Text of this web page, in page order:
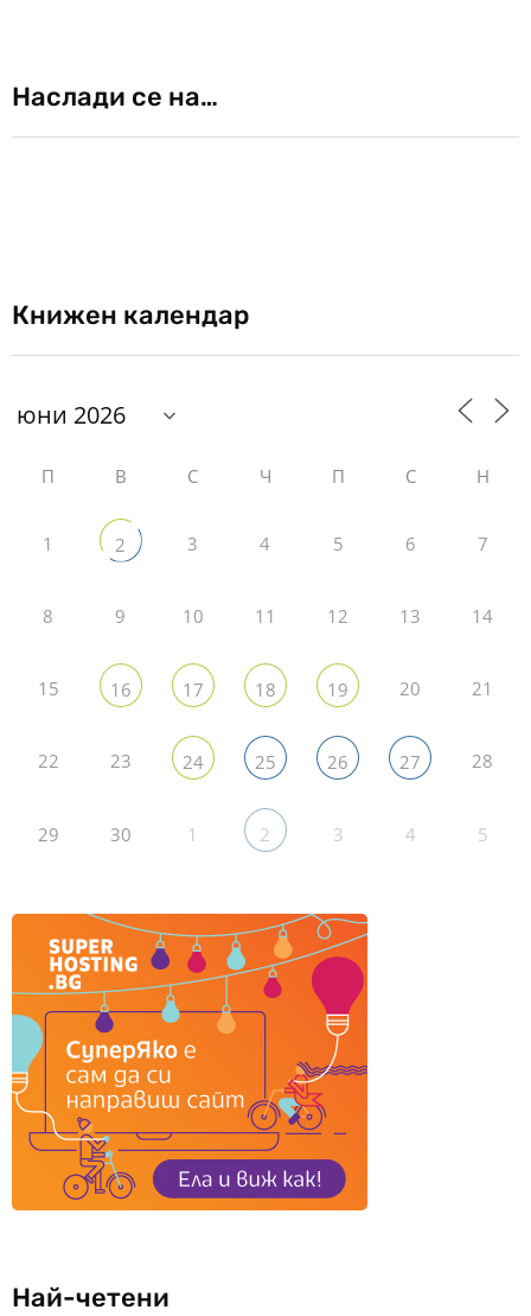
Наслади се на…
Книжен календар
П В С Ч П С Н
1 2 3 4 5 6 7
8 9 10 11 12 13 14
15 16 17 18 19 20 21
22 23 24 25 26 27 28
29 30 1 2 3 4 5
Най-четени